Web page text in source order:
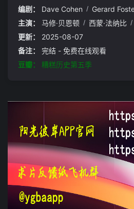
完结冠建影视App下载
编剧：
Dave Cohen / Gerard
主演：
马修·贝恩顿 / 西蒙·法纳比 /
更新：
2025-08-07
备注：
完结 - 免费在线观看
豆瓣：
糟糕历史第五季